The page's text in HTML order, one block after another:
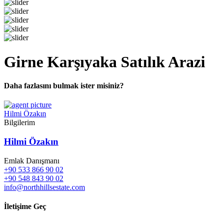
Girne Karşıyaka Satılık Arazi
Daha fazlasını bulmak ister misiniz?
Hilmi Özakın
Bilgilerim
Hilmi Özakın
Emlak Danışmanı
+90 533 866 90 02
+90 548 843 90 02
info@northhillsestate.com
İletişime Geç